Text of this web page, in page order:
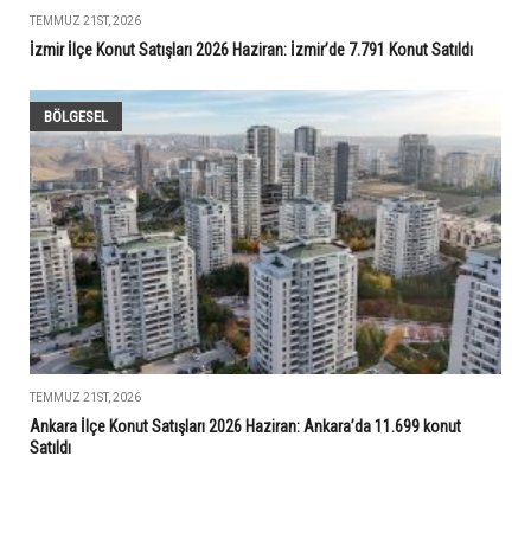
TEMMUZ 21ST, 2026
İzmir İlçe Konut Satışları 2026 Haziran: İzmir’de 7.791 Konut Satıldı
BÖLGESEL
TEMMUZ 21ST, 2026
Ankara İlçe Konut Satışları 2026 Haziran: Ankara’da 11.699 konut
Satıldı